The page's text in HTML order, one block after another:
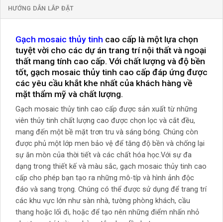
HƯỚNG DẪN LẮP ĐẶT
Gạch mosaic thủy tinh cao cấp là một lựa chọn
tuyệt vời cho các dự án trang trí nội thất và ngoại
thất mang tính cao cấp. Với chất lượng và độ bền
tốt, gạch mosaic thủy tinh cao cấp đáp ứng được
các yêu cầu khắt khe nhất của khách hàng về
mặt thẩm mỹ và chất lượng.
Gạch mosaic thủy tinh cao cấp được sản xuất từ những
viên thủy tinh chất lượng cao được chọn lọc và cắt đều,
mang đến một bề mặt trơn tru và sáng bóng. Chúng còn
được phủ một lớp men bảo vệ để tăng độ bền và chống lại
sự ăn mòn của thời tiết và các chất hóa học.Với sự đa
dạng trong thiết kế và màu sắc, gạch mosaic thủy tinh cao
cấp cho phép bạn tạo ra những mô-típ và hình ảnh độc
đáo và sang trọng. Chúng có thể được sử dụng để trang trí
các khu vực lớn như sàn nhà, tường phòng khách, cầu
thang hoặc lối đi, hoặc để tạo nên những điểm nhấn nhỏ